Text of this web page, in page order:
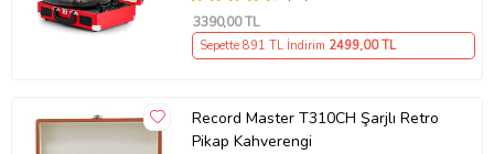
3390,00 TL
Sepette 891 TL İndirim 2499,00 TL
Record Master T310CH Şarjlı Retro
Pikap Kahverengi